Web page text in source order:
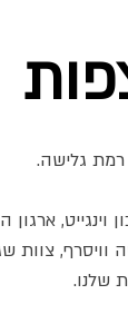
רמת גלישה.
וינגייט,
וויסרף, צוות
שלנו.